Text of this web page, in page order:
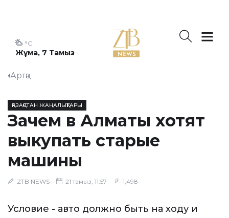
Жұма, 7 Тамыз
°C
Артқа
ҚАЗАҚСТАН ЖАҢАЛЫҚТАРЫ
Зачем в Алматы хотят
выкупать старые
машины
ZTB NEWS 21 тамыз, 11:57 1,498
Условие - авто должно быть на ходу и